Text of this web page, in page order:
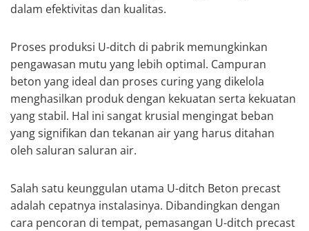
dalam efektivitas dan kualitas.
Proses produksi U-ditch di pabrik memungkinkan
pengawasan mutu yang lebih optimal. Campuran
beton yang ideal dan proses curing yang dikelola
menghasilkan produk dengan kekuatan serta kekuatan
yang stabil. Hal ini sangat krusial mengingat beban
yang signifikan dan tekanan air yang harus ditahan
oleh saluran saluran air.
Salah satu keunggulan utama U-ditch Beton precast
adalah cepatnya instalasinya. Dibandingkan dengan
cara pencoran di tempat, pemasangan U-ditch precast